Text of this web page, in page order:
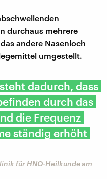
durchaus mehrere
andere Nasenloch
umgestellt.
dadurch, dass
durch das
die Frequenz
ständig erhöht
für HNO-Heilkunde am